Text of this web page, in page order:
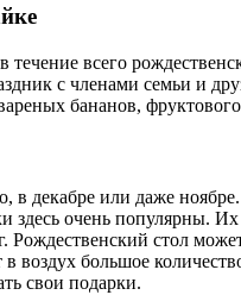
течение всего
с членами семьи и
бананов,
в декабре или даже
здесь очень
Рождественский стол
большое
свои подарки.